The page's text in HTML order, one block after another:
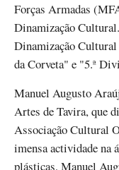
Forças Armadas
Dinamização
Dinamização
da Corveta" e "5.ª
Manuel Augusto
Artes de Tavira, que
Associação Cultural
imensa actividade na
plásticas, Manuel